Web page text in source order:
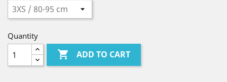
Quantity
 ADD TO CART